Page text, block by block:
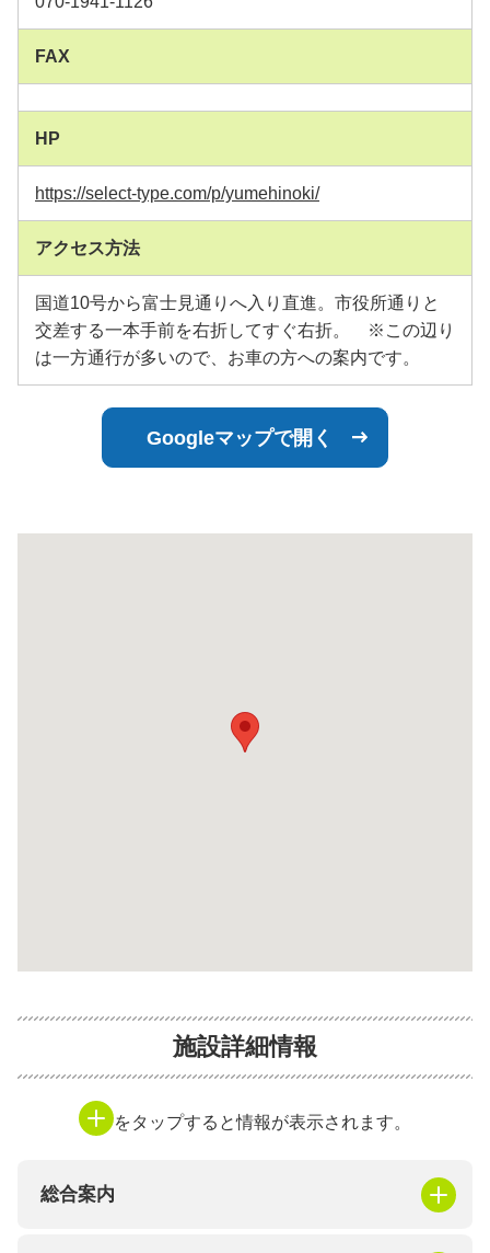
FAX
HP
https://select-type.com/p/yumehinoki/
アクセス方法
国道10号から富士見通りへ入り直進。市役所通りと
交差する一本手前を右折してすぐ右折。 ※この辺り
は一方通行が多いので、お車の方への案内です。
Googleマップで開く
施設詳細情報
をタップすると情報が表示されます。
総合案内